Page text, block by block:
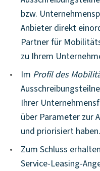
bzw.
Anbieter direkt
Partner für
zu Ihrem
•
Im Profil des
Ihrer
über Parameter zur
und priorisiert haben.
•
Zum Schluss
Service-Leasing-